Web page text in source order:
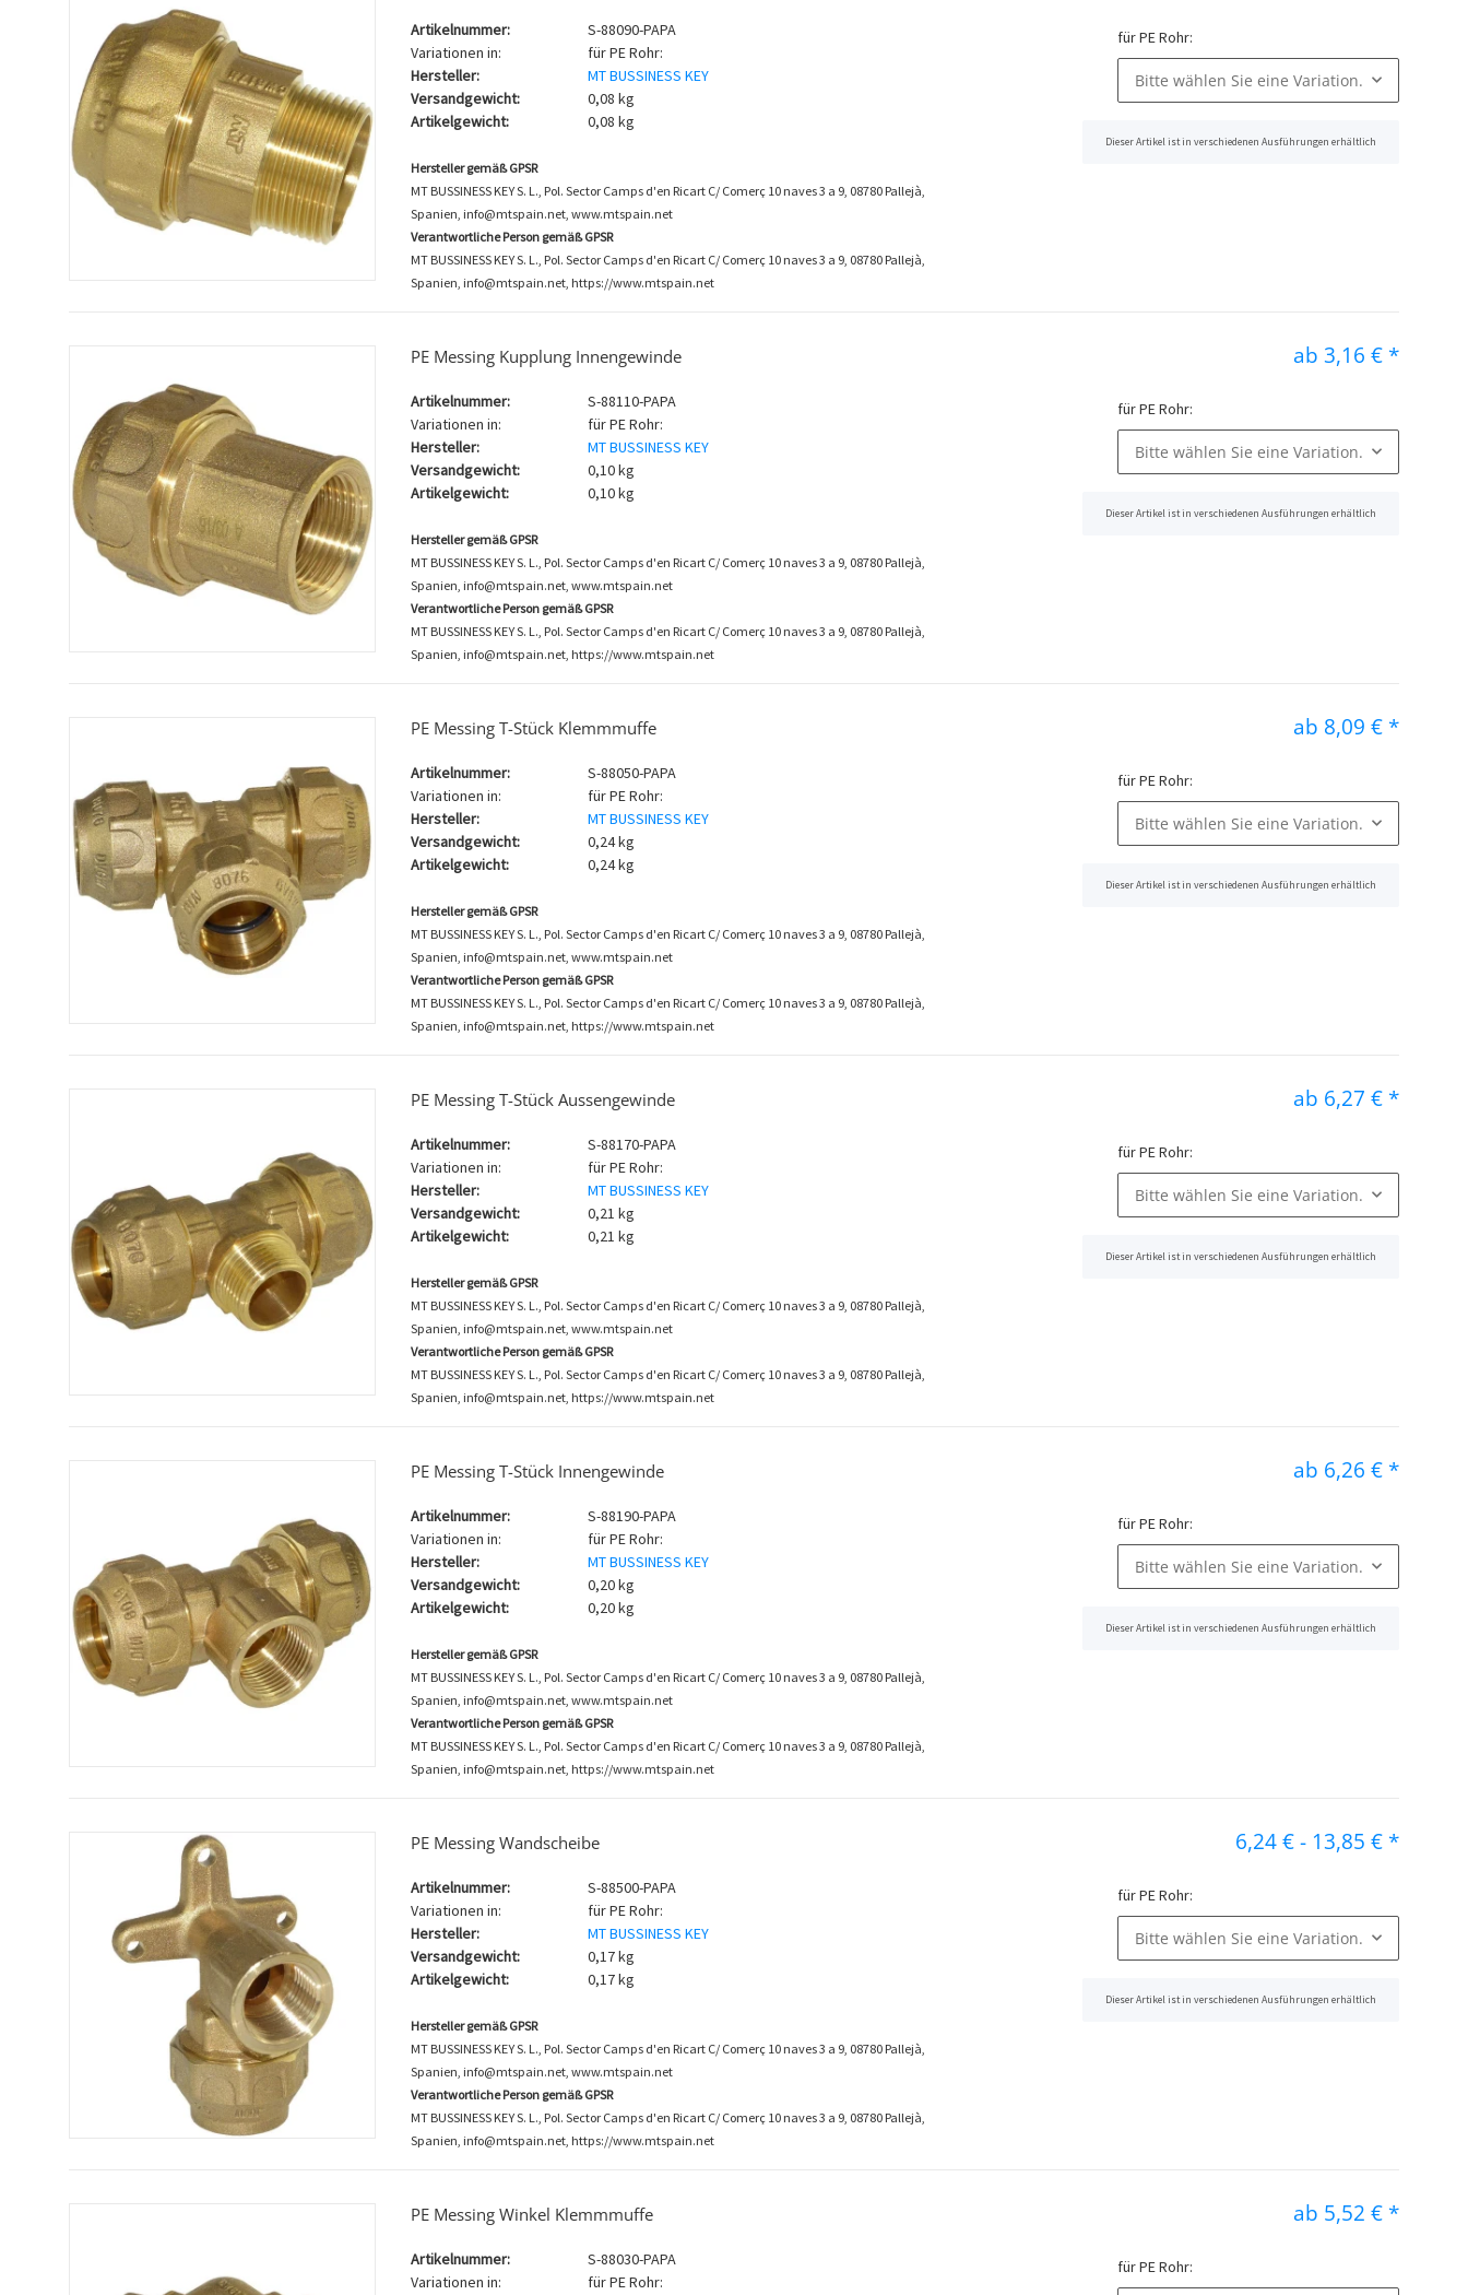
Artikelnummer:
S-88090-PAPA
Variationen in:
für PE Rohr:
Hersteller:
MT BUSSINESS KEY
Versandgewicht:
0,08 kg
Artikelgewicht:
0,08 kg
Hersteller gemäß GPSR
MT BUSSINESS KEY S. L., Pol. Sector Camps d'en Ricart C/ Comerç 10 naves 3 a 9, 08780 Pallejà,
Spanien, info@mtspain.net, www.mtspain.net
Verantwortliche Person gemäß GPSR
MT BUSSINESS KEY S. L., Pol. Sector Camps d'en Ricart C/ Comerç 10 naves 3 a 9, 08780 Pallejà,
Spanien, info@mtspain.net, https://www.mtspain.net
für PE Rohr:
Bitte wählen Sie eine Variation.
x
Dieser Artikel ist in verschiedenen Ausführungen erhältlich
PE Messing Kupplung Innengewinde
Artikelnummer:
S-88110-PAPA
Variationen in:
für PE Rohr:
Hersteller:
MT BUSSINESS KEY
Versandgewicht:
0,10 kg
Artikelgewicht:
0,10 kg
Hersteller gemäß GPSR
MT BUSSINESS KEY S. L., Pol. Sector Camps d'en Ricart C/ Comerç 10 naves 3 a 9, 08780 Pallejà,
Spanien, info@mtspain.net, www.mtspain.net
Verantwortliche Person gemäß GPSR
MT BUSSINESS KEY S. L., Pol. Sector Camps d'en Ricart C/ Comerç 10 naves 3 a 9, 08780 Pallejà,
Spanien, info@mtspain.net, https://www.mtspain.net
ab 3,16 € *
für PE Rohr:
Bitte wählen Sie eine Variation.
x
Dieser Artikel ist in verschiedenen Ausführungen erhältlich
PE Messing T-Stück Klemmmuffe
Artikelnummer:
S-88050-PAPA
Variationen in:
für PE Rohr:
Hersteller:
MT BUSSINESS KEY
Versandgewicht:
0,24 kg
Artikelgewicht:
0,24 kg
Hersteller gemäß GPSR
MT BUSSINESS KEY S. L., Pol. Sector Camps d'en Ricart C/ Comerç 10 naves 3 a 9, 08780 Pallejà,
Spanien, info@mtspain.net, www.mtspain.net
Verantwortliche Person gemäß GPSR
MT BUSSINESS KEY S. L., Pol. Sector Camps d'en Ricart C/ Comerç 10 naves 3 a 9, 08780 Pallejà,
Spanien, info@mtspain.net, https://www.mtspain.net
ab 8,09 € *
für PE Rohr:
Bitte wählen Sie eine Variation.
x
Dieser Artikel ist in verschiedenen Ausführungen erhältlich
PE Messing T-Stück Aussengewinde
Artikelnummer:
S-88170-PAPA
Variationen in:
für PE Rohr:
Hersteller:
MT BUSSINESS KEY
Versandgewicht:
0,21 kg
Artikelgewicht:
0,21 kg
Hersteller gemäß GPSR
MT BUSSINESS KEY S. L., Pol. Sector Camps d'en Ricart C/ Comerç 10 naves 3 a 9, 08780 Pallejà,
Spanien, info@mtspain.net, www.mtspain.net
Verantwortliche Person gemäß GPSR
MT BUSSINESS KEY S. L., Pol. Sector Camps d'en Ricart C/ Comerç 10 naves 3 a 9, 08780 Pallejà,
Spanien, info@mtspain.net, https://www.mtspain.net
ab 6,27 € *
für PE Rohr:
Bitte wählen Sie eine Variation.
x
Dieser Artikel ist in verschiedenen Ausführungen erhältlich
PE Messing T-Stück Innengewinde
Artikelnummer:
S-88190-PAPA
Variationen in:
für PE Rohr:
Hersteller:
MT BUSSINESS KEY
Versandgewicht:
0,20 kg
Artikelgewicht:
0,20 kg
Hersteller gemäß GPSR
MT BUSSINESS KEY S. L., Pol. Sector Camps d'en Ricart C/ Comerç 10 naves 3 a 9, 08780 Pallejà,
Spanien, info@mtspain.net, www.mtspain.net
Verantwortliche Person gemäß GPSR
MT BUSSINESS KEY S. L., Pol. Sector Camps d'en Ricart C/ Comerç 10 naves 3 a 9, 08780 Pallejà,
Spanien, info@mtspain.net, https://www.mtspain.net
ab 6,26 € *
für PE Rohr:
Bitte wählen Sie eine Variation.
x
Dieser Artikel ist in verschiedenen Ausführungen erhältlich
PE Messing Wandscheibe
Artikelnummer:
S-88500-PAPA
Variationen in:
für PE Rohr:
Hersteller:
MT BUSSINESS KEY
Versandgewicht:
0,17 kg
Artikelgewicht:
0,17 kg
Hersteller gemäß GPSR
MT BUSSINESS KEY S. L., Pol. Sector Camps d'en Ricart C/ Comerç 10 naves 3 a 9, 08780 Pallejà,
Spanien, info@mtspain.net, www.mtspain.net
Verantwortliche Person gemäß GPSR
MT BUSSINESS KEY S. L., Pol. Sector Camps d'en Ricart C/ Comerç 10 naves 3 a 9, 08780 Pallejà,
Spanien, info@mtspain.net, https://www.mtspain.net
6,24 €- 13,85 € *
für PE Rohr:
Bitte wählen Sie eine Variation.
x
Dieser Artikel ist in verschiedenen Ausführungen erhältlich
PE Messing Winkel Klemmmuffe
Artikelnummer:
S-88030-PAPA
Variationen in:
für PE Rohr:
ab 5,52 € *
für PE Rohr: